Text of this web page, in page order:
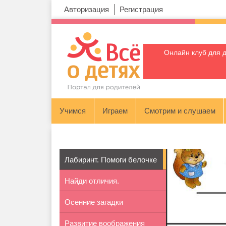
Авторизация Регистрация
Онлайн клуб для
Учимся Играем Смотрим и слушаем
Лабиринт. Помоги белочке
Найди отличия.
Новогодняя елка
Осенние загадки
Развитие воображения